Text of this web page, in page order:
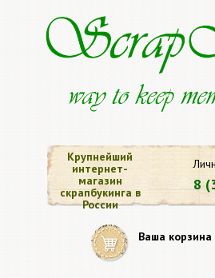
8
Крупнейший
интернет-
магазин
скрапбукинга в
России
Ваша корзина